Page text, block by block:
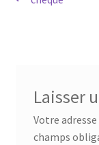
Panier
Laisser
Votre
champs